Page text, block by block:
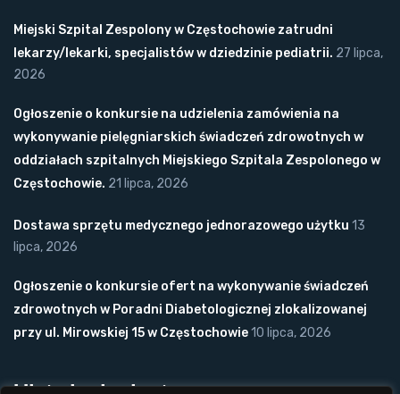
Miejski Szpital Zespolony w Częstochowie zatrudni
lekarzy/lekarki, specjalistów w dziedzinie pediatrii. 27 lipca,
2026
Ogłoszenie o konkursie na udzielenia zamówienia na
wykonywanie pielęgniarskich świadczeń zdrowotnych w
oddziałach szpitalnych Miejskiego Szpitala Zespolonego w
Częstochowie. 21 lipca, 2026
Dostawa sprzętu medycznego jednorazowego użytku 13
lipca, 2026
Ogłoszenie o konkursie ofert na wykonywanie świadczeń
zdrowotnych w Poradni Diabetologicznej zlokalizowanej
przy ul. Mirowskiej 15 w Częstochowie10 lipca, 2026